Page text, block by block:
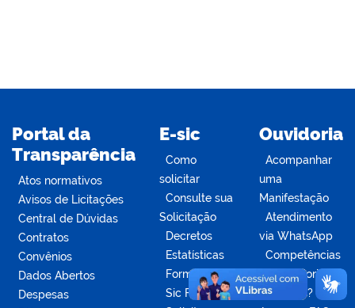
Portal da
Transparência
Atos normativos
Avisos de Licitações
Central de Dúvidas
Contratos
Convênios
Dados Abertos
Despesas
E-sic
Como
solicitar
Consulte sua
Solicitação
Decretos
Estatísticas
Formulários
Sic Físico
Ouvidoria
Acompanhar
uma
Manifestação
Atendimento
via WhatsApp
Competências
da Ouvidoria
Dúvidas?